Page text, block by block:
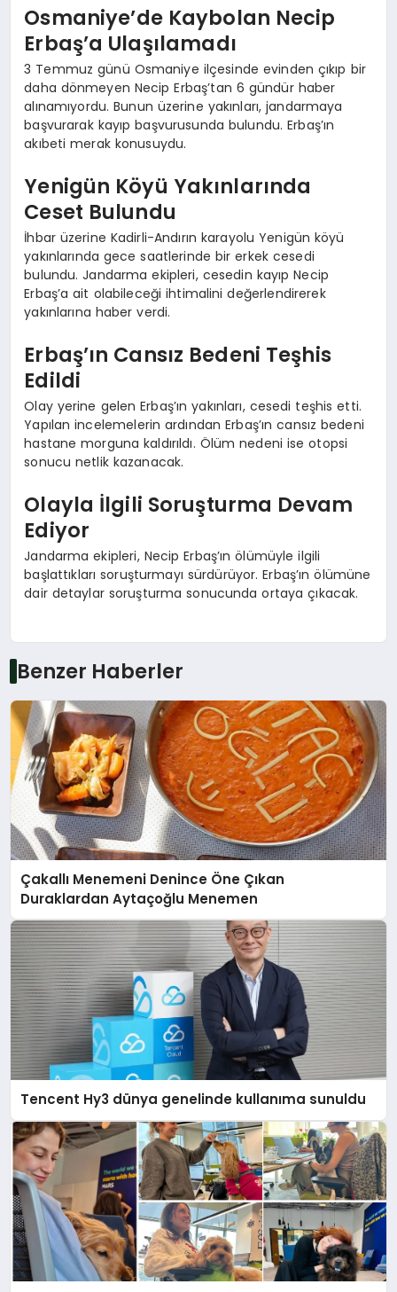
Osmaniye’de Kaybolan Necip
Erbaş’a Ulaşılamadı
3 Temmuz günü Osmaniye ilçesinde evinden çıkıp bir
daha dönmeyen Necip Erbaş’tan 6 gündür haber
alınamıyordu. Bunun üzerine yakınları, jandarmaya
başvurarak kayıp başvurusunda bulundu. Erbaş’ın
akıbeti merak konusuydu.
Yenigün Köyü Yakınlarında
Ceset Bulundu
İhbar üzerine Kadirli-Andırın karayolu Yenigün köyü
yakınlarında gece saatlerinde bir erkek cesedi
bulundu. Jandarma ekipleri, cesedin kayıp Necip
Erbaş’a ait olabileceği ihtimalini değerlendirerek
yakınlarına haber verdi.
Erbaş’ın Cansız Bedeni Teşhis
Edildi
Olay yerine gelen Erbaş’ın yakınları, cesedi teşhis etti.
Yapılan incelemelerin ardından Erbaş’ın cansız bedeni
hastane morguna kaldırıldı. Ölüm nedeni ise otopsi
sonucu netlik kazanacak.
Olayla İlgili Soruşturma Devam
Ediyor
Jandarma ekipleri, Necip Erbaş’ın ölümüyle ilgili
başlattıkları soruşturmayı sürdürüyor. Erbaş’ın ölümüne
dair detaylar soruşturma sonucunda ortaya çıkacak.
Benzer Haberler
Çakallı Menemeni Denince Öne Çıkan
Duraklardan Aytaçoğlu Menemen
Tencent Hy3 dünya genelinde kullanıma sunuldu